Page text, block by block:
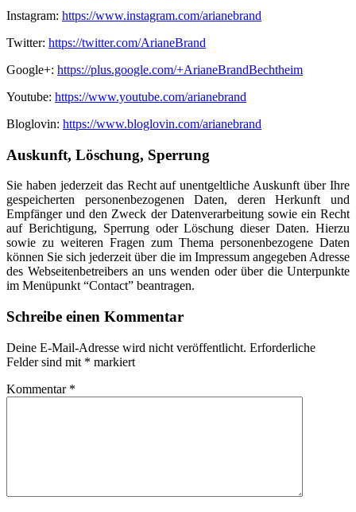
Instagram: https://www.instagram.com/arianebrand
Twitter: https://twitter.com/ArianeBrand
Google+: https://plus.google.com/+ArianeBrandBechtheim
Youtube: https://www.youtube.com/arianebrand
Bloglovin: https://www.bloglovin.com/arianebrand
Auskunft, Löschung, Sperrung
Sie haben jederzeit das Recht auf unentgeltliche Auskunft über Ihre
gespeicherten personenbezogenen Daten, deren Herkunft und
Empfänger und den Zweck der Datenverarbeitung sowie ein Recht
auf Berichtigung, Sperrung oder Löschung dieser Daten. Hierzu
sowie zu weiteren Fragen zum Thema personenbezogene Daten
können Sie sich jederzeit über die im Impressum angegeben Adresse
des Webseitenbetreibers an uns wenden oder über die Unterpunkte
im Menüpunkt “Contact” beantragen.
Schreibe einen Kommentar
Deine E-Mail-Adresse wird nicht veröffentlicht. Erforderliche
Felder sind mit * markiert
Kommentar *